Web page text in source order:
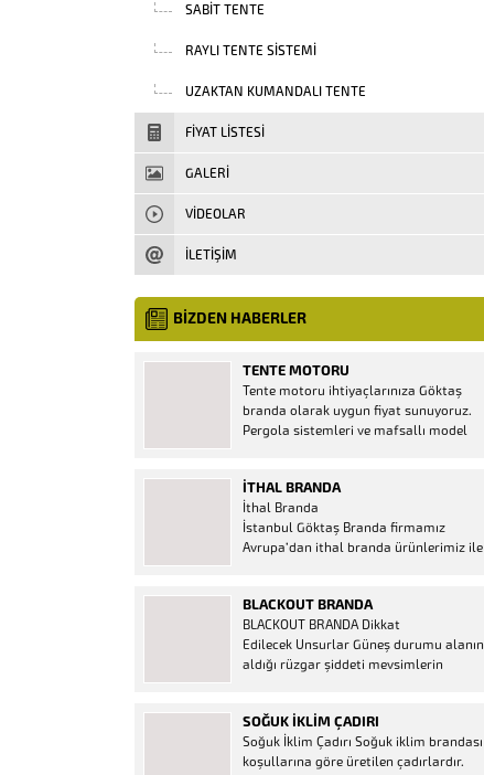
SABIT TENTE
RAYLI TENTE SISTEMI
UZAKTAN KUMANDALI TENTE
FIYAT LISTESI
GALERİ
VIDEOLAR
İLETİŞİM
BİZDEN HABERLER
TENTE MOTORU
Tente motoru ihtiyaçlarınıza Göktaş
branda olarak uygun fiyat sunuyoruz.
Pergola sistemleri ve mafsallı model
mevcuttur. Kumanda ve diğer aparatlar
firmamızda mevcuttur.
İTHAL BRANDA
İthal Branda
İstanbul Göktaş Branda firmamız
Avrupa’dan ithal branda ürünlerimiz ile
Ürün Al dükkanı ürünleri peşin fiyatına
bol taksitle Göktaş Branda Çeşitleri
Adresinde, 1.kalite ithal ürün ne demek
Brandacı sektöründe faaliyet gösteren,
BLACKOUT BRANDA
BLACKOUT BRANDA Dikkat
Edilecek Unsurlar Güneş durumu alanın
aldığı rüzgar şiddeti mevsimlerin
düşünmeniz gereken bir kaç faktörden
biridir. Türkiye’nin lider Branda markası
Göktaş Branda, Hazine ve Maliye Bakanı
SOĞUK İKLIM ÇADIRI
Soğuk İklim Çadırı Soğuk iklim brandası
koşullarına göre üretilen çadırlardır.